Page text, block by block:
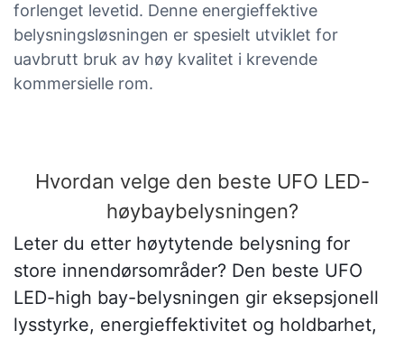
forlenget levetid. Denne energieffektive
belysningsløsningen er spesielt utviklet for
uavbrutt bruk av høy kvalitet i krevende
kommersielle rom.
Hvordan velge den beste UFO LED-
høybaybelysningen?
Leter du etter høytytende belysning for
store innendørsområder? Den beste UFO
LED-high bay-belysningen gir eksepsjonell
lysstyrke, energieffektivitet og holdbarhet,